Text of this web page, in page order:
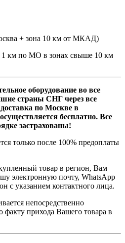
+ зона 10 км от МКАД)
1 км по МО в зонах свыше 10 км
оборудование во все
страны СНГ через все
по Москве в
бесплатно. Все
застрахованы!
только после 100% предоплаты
товар в регион, Вам
электронную почту, WhatsApp
с указанием контактного лица.
непосредственно
факту прихода Вашего товара в